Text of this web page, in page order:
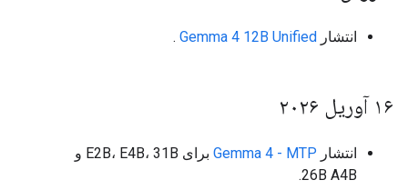
انتشار Gemma 4 12B Unified
.
۱۶ آوریل ۲۰۲۶
انتشار Gemma 4 - MTP
برای E2B، E4B، 31B و
26B A4B.